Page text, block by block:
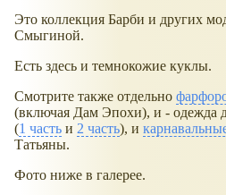
Это коллекция Барби и других
Смыгиной.
Есть здесь и темнокожие куклы.
Смотрите также отдельно
(включая Дам Эпохи), и - одежда
(1 часть и 2 часть), и
Татьяны.
Фото ниже в галерее.